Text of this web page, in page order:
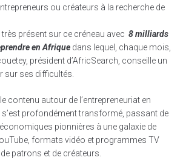
ou créateurs à la recherche de
très présent sur ce créneau avec 8 milliards
en Afrique dans lequel, chaque mois,
président d’AfricSearch, conseille un
sur ses difficultés.
contenu autour de l’entrepreneuriat en
profondément transformé, passant de
pionnières à une galaxie de
formats vidéo et programmes TV
patrons et de créateurs.